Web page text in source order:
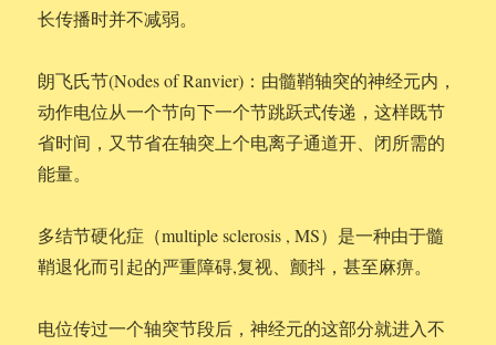
长传播时并不减弱。
朗飞氏节(Nodes of Ranvier)：由髓鞘轴突的神经元内，
动作电位从一个节向下一个节跳跃式传递，这样既节
省时间，又节省在轴突上个电离子通道开、闭所需的
能量。
多结节硬化症（multiple sclerosis , MS）是一种由于髓
鞘退化而引起的严重障碍,复视、颤抖，甚至麻痹。
电位传过一个轴突节段后，神经元的这部分就进入不